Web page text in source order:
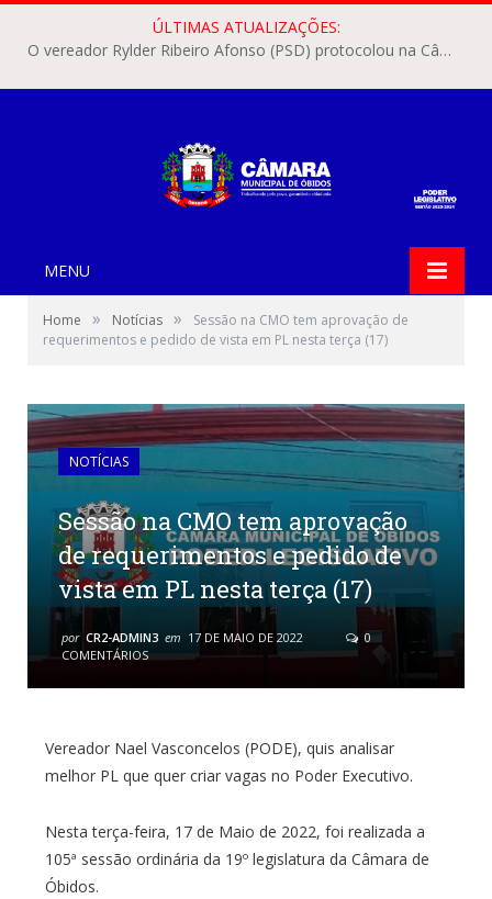
ÚLTIMAS ATUALIZAÇÕES:
O vereador Rylder Ribeiro Afonso (PSD) protocolou na Câmara Municipal de Óbidos o Requerimento nº 346/2026.
MENU
Home » Notícias »
Sessão na CMO tem aprovação de
requerimentos e pedido de vista em PL nesta terça (17)
NOTÍCIAS
Sessão na CMO tem aprovação
de requerimentos e pedido de
vista em PL nesta terça (17)
por CR2-ADMIN3 em 17 DE MAIO DE 2022
0
COMENTÁRIOS
Vereador Nael Vasconcelos (PODE), quis analisar
melhor PL que quer criar vagas no Poder Executivo.
Nesta terça-feira, 17 de Maio de 2022, foi realizada a
105ª sessão ordinária da 19º legislatura da Câmara de
Óbidos.